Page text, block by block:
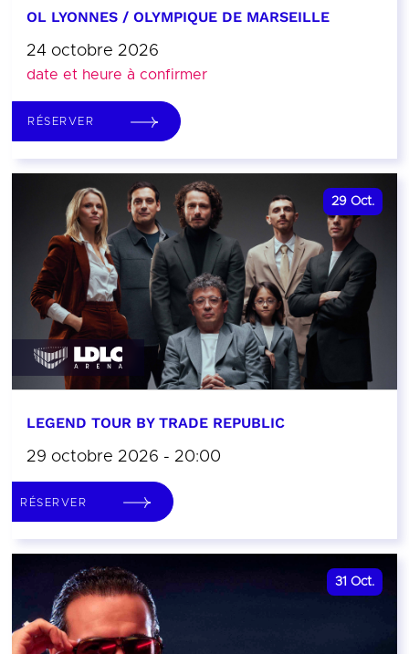
OL LYONNES / OLYMPIQUE DE MARSEILLE
24 octobre 2026
date et heure à confirmer
RÉSERVER
29 Oct.
LEGEND TOUR BY TRADE REPUBLIC
29 octobre 2026 - 20:00
RÉSERVER
31 Oct.